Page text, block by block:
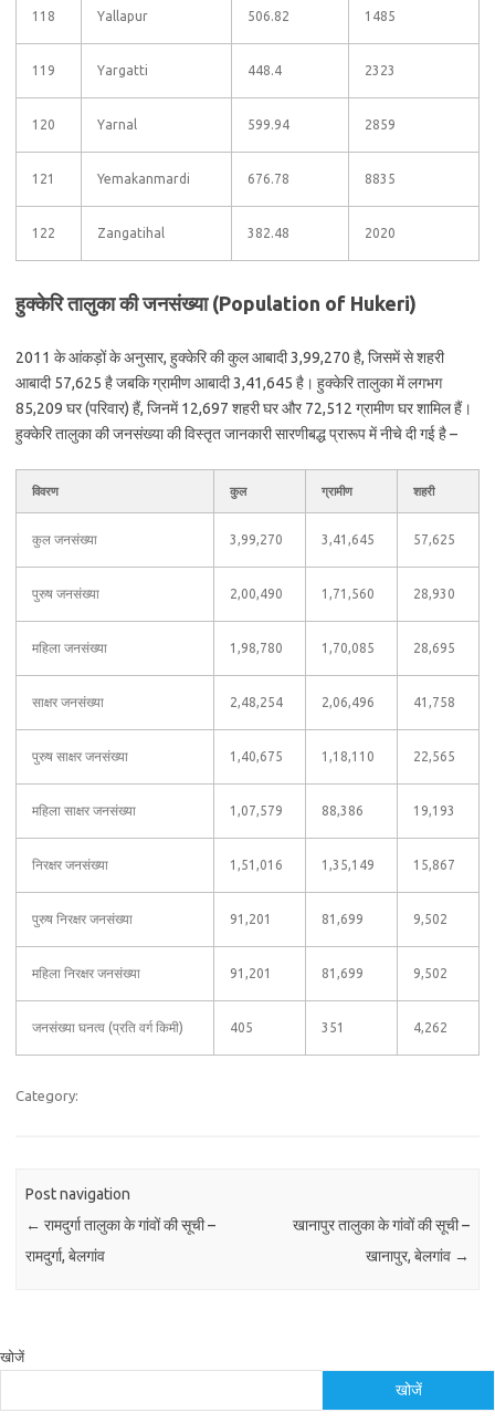
118 Yallapur 506.82 1485
119 Yargatti 448.4 2323
120 Yarnal 599.94 2859
121 Yemakanmardi 676.78 8835
122 Zangatihal 382.48 2020
हुक्केरि तालुका की जनसंख्या (Population of Hukeri)
2011 के आंकड़ों के अनुसार, हुक्केरि की कुल आबादी 3,99,270 है, जिसमें से शहरी
आबादी 57,625 है जबकि ग्रामीण आबादी 3,41,645 है। हुक्केरि तालुका में लगभग
85,209 घर (परिवार) हैं, जिनमें 12,697 शहरी घर और 72,512 ग्रामीण घर शामिल हैं।
हुक्केरि तालुका की जनसंख्या की विस्तृत जानकारी सारणीबद्ध प्रारूप में नीचे दी गई है –
विवरण कुल ग्रामीण शहरी
कुल जनसंख्या 3,99,270 3,41,645 57,625
पुरुष जनसंख्या 2,00,490 1,71,560 28,930
महिला जनसंख्या 1,98,780 1,70,085 28,695
साक्षर जनसंख्या 2,48,254 2,06,496 41,758
पुरुष साक्षर जनसंख्या 1,40,675 1,18,110 22,565
महिला साक्षर जनसंख्या 1,07,579 88,386 19,193
निरक्षर जनसंख्या 1,51,016 1,35,149 15,867
पुरुष निरक्षर जनसंख्या 91,201 81,699 9,502
महिला निरक्षर जनसंख्या 91,201 81,699 9,502
जनसंख्या घनत्व (प्रति वर्ग किमी) 405 351 4,262
Category:
Post navigation
← रामदुर्गा तालुका के गांवों की सूची –
रामदुर्गा, बेलगांव
खानापुर तालुका के गांवों की सूची –
खानापुर, बेलगांव →
खोजें
खोजें